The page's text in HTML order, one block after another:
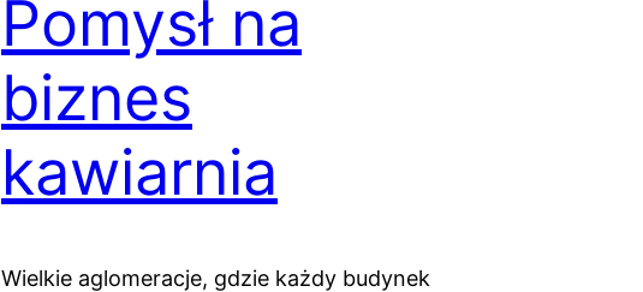
Pomysł na
biznes
kawiarnia
Wielkie aglomeracje, gdzie każdy budynek